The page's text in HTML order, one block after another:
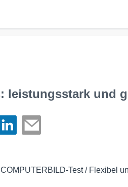
leistungsstark und
Test / Flexibel